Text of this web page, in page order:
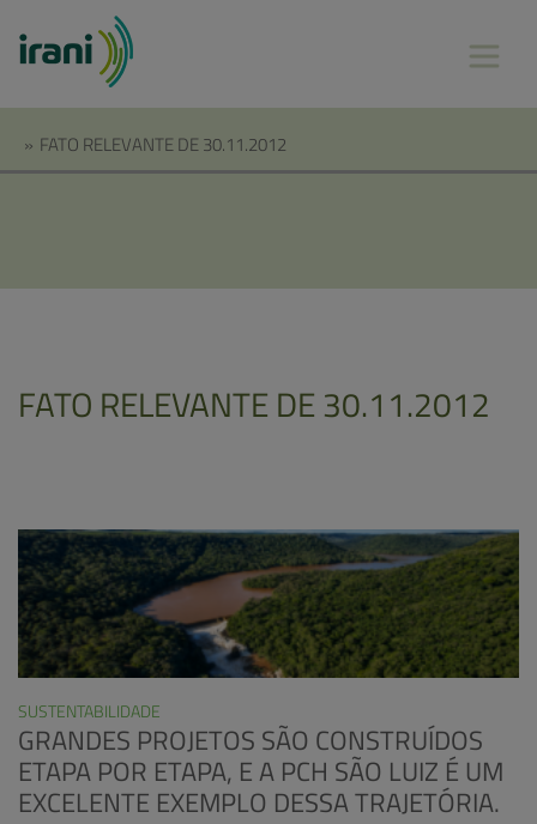
» FATO RELEVANTE DE 30.11.2012
FATO RELEVANTE DE 30.11.2012
SUSTENTABILIDADE
GRANDES PROJETOS SÃO CONSTRUÍDOS
ETAPA POR ETAPA, E A PCH SÃO LUIZ É UM
EXCELENTE EXEMPLO DESSA TRAJETÓRIA.